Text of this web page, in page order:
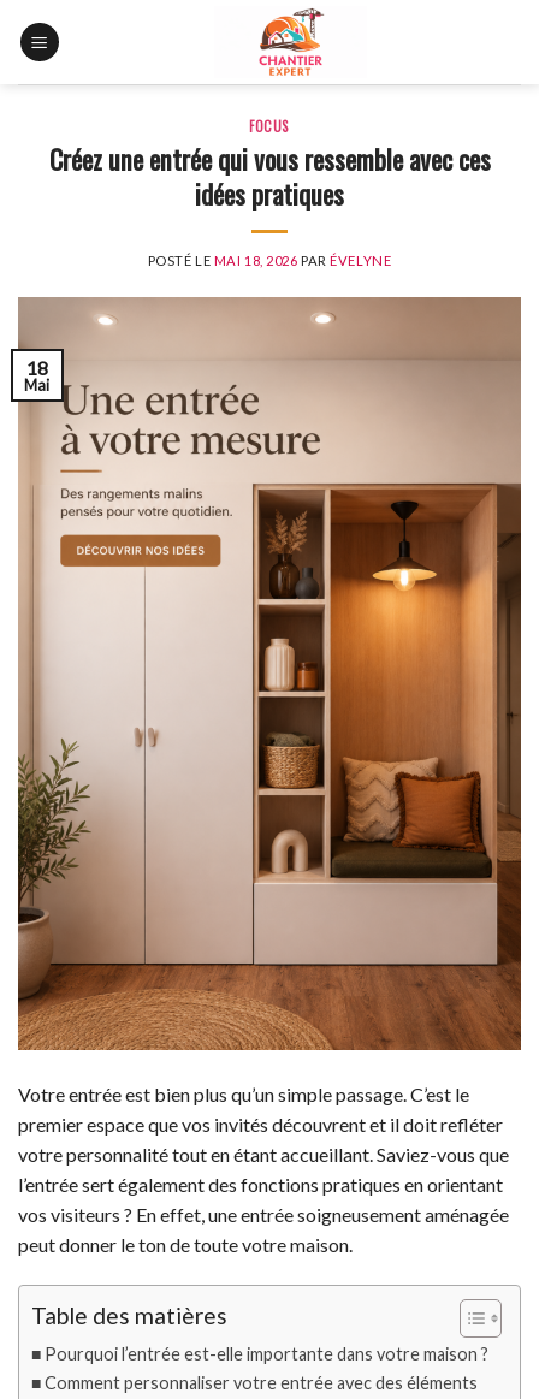
FOCUS
Créez une entrée qui vous ressemble avec ces
idées pratiques
POSTÉ LE MAI 18, 2026 PARÉVELYNE
18
Mai
Votre entrée est bien plus qu’un simple passage. C’est le
premier espace que vos invités découvrent et il doit refléter
votre personnalité tout en étant accueillant. Saviez-vous que
l’entrée sert également des fonctions pratiques en orientant
vos visiteurs ? En effet, une entrée soigneusement aménagée
peut donner le ton de toute votre maison.
Table des matières
Pourquoi l’entrée est-elle importante dans votre maison ?
Comment personnaliser votre entrée avec des éléments